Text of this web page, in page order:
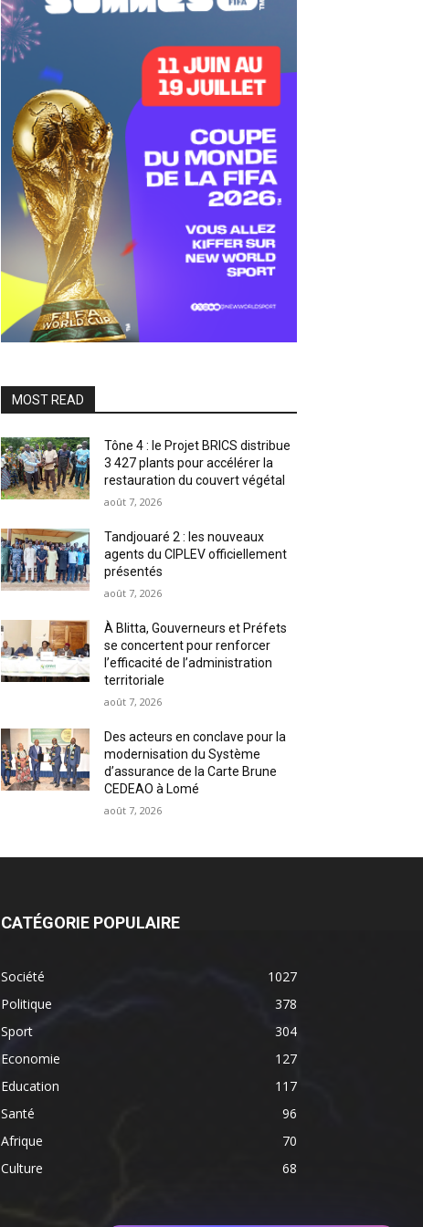
MOST READ
Tône 4 : le Projet BRICS distribue
3 427 plants pour accélérer la
restauration du couvert végétal
août 7, 2026
Tandjouaré 2 : les nouveaux
agents du CIPLEV officiellement
présentés
août 7, 2026
À Blitta, Gouverneurs et Préfets
se concertent pour renforcer
l’efficacité de l’administration
territoriale
août 7, 2026
Des acteurs en conclave pour la
modernisation du Système
d’assurance de la Carte Brune
CEDEAO à Lomé
août 7, 2026
CATÉGORIE POPULAIRE
Société
1027
Politique
378
Sport
304
Economie
127
Education
117
Santé
96
Afrique
70
Culture
68